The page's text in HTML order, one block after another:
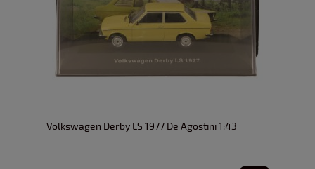
Volkswagen Derby LS 1977 De Agostini 1:43